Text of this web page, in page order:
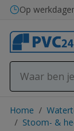
Ga naar de
Op
Home /
/ Stoom- &